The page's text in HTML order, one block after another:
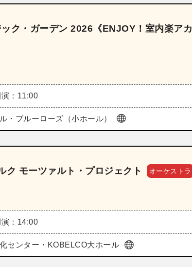
ク・ガーデン 2026《ENJOY！室内楽アカ
演：11:00
・ブルーローズ（小ホール）
ク モーツァルト・プロジェクト オーケストラ
演：14:00
センター・KOBELCO大ホール